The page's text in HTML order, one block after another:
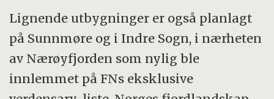
Lignende utbygninger er også planlagt
på Sunnmøre og i Indre Sogn, i nærheten
av Nærøyfjorden som nylig ble
innlemmet på FNs eksklusive